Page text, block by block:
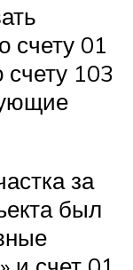
счету 01
103
за
был